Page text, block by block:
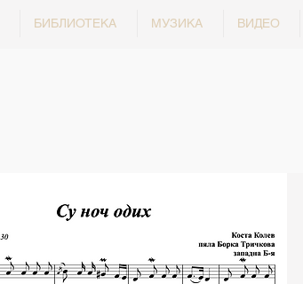
БИБЛИОТЕКА МУЗИКА ВИДЕО